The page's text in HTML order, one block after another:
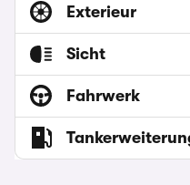
Exterieur
Sicht
Fahrwerk